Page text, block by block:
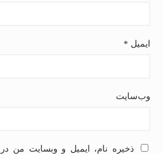
ایمیل *
وب‌سایت
ذخیره نام، ایمیل و وبسایت من